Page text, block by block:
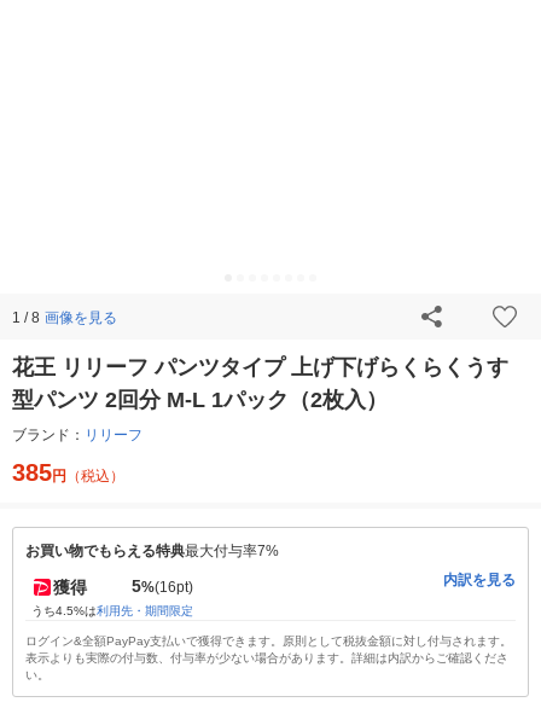
1 / 8 画像を見る
花王 リリーフ パンツタイプ 上げ下げらくらくうす
型パンツ 2回分 M-L 1パック（2枚入）
ブランド： リリーフ
385円 （税込）
お買い物でもらえる特典最大付与率7%
獲得 5%(16pt)
うち4.5%は利用先・期間限定
内訳を見る
ログイン&全額PayPay支払いで獲得できます。原則として税抜金額に対し付与されます。
表示よりも実際の付与数、付与率が少ない場合があります。詳細は内訳からご確認くださ
い。